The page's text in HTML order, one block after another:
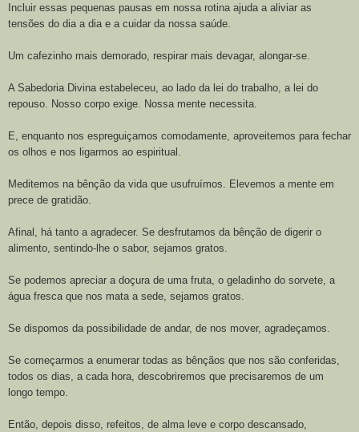
Incluir essas pequenas pausas em nossa rotina ajuda a aliviar as
tensões do dia a dia e a cuidar da nossa saúde.
Um cafezinho mais demorado, respirar mais devagar, alongar-se.
A Sabedoria Divina estabeleceu, ao lado da lei do trabalho, a lei do
repouso. Nosso corpo exige. Nossa mente necessita.
E, enquanto nos espreguiçamos comodamente, aproveitemos para fechar
os olhos e nos ligarmos ao espiritual.
Meditemos na bênção da vida que usufruímos. Elevemos a mente em
prece de gratidão.
Afinal, há tanto a agradecer. Se desfrutamos da bênção de digerir o
alimento, sentindo-lhe o sabor, sejamos gratos.
Se podemos apreciar a doçura de uma fruta, o geladinho do sorvete, a
água fresca que nos mata a sede, sejamos gratos.
Se dispomos da possibilidade de andar, de nos mover, agradeçamos.
Se começarmos a enumerar todas as bênçãos que nos são conferidas,
todos os dias, a cada hora, descobriremos que precisaremos de um
longo tempo.
Então, depois disso, refeitos, de alma leve e corpo descansado,